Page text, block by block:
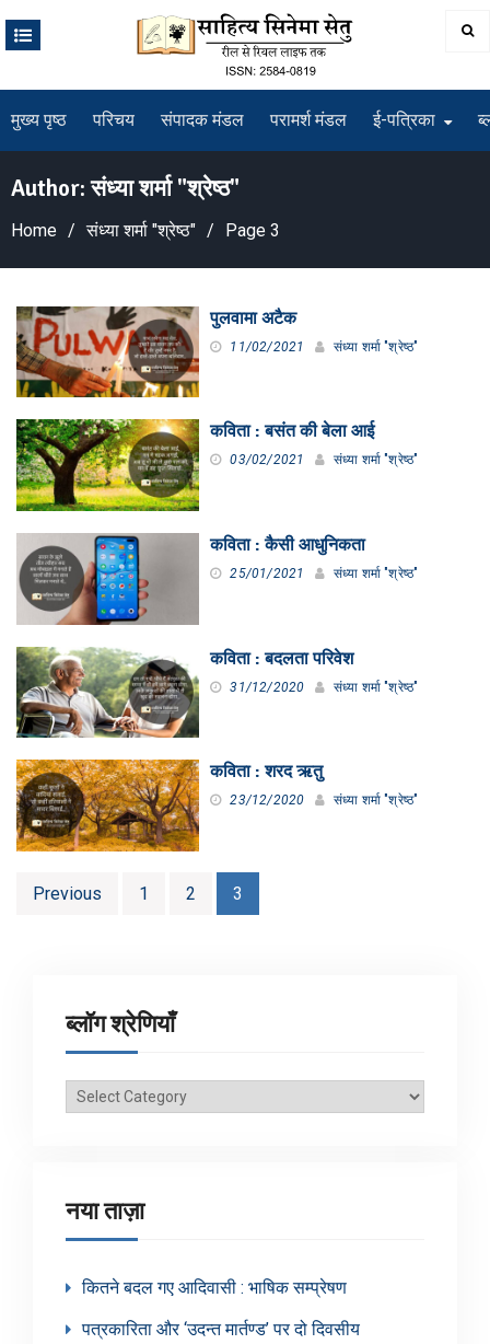
मुख्य पृष्ठ परिचय संपादक मंडल परामर्श मंडल ई-पत्रिका
Author:संध्या शर्मा "श्रेष्ठ"
Home संध्या शर्मा "श्रेष्ठ" Page 3
पुलवामा अटैक
11/02/2021 संध्या शर्मा "श्रेष्ठ"
कविता : बसंत की बेला आई
03/02/2021 संध्या शर्मा "श्रेष्ठ"
कविता : कैसी आधुनिकता
25/01/2021 संध्या शर्मा "श्रेष्ठ"
कविता : बदलता परिवेश
31/12/2020 संध्या शर्मा "श्रेष्ठ"
कविता : शरद ऋतु
23/12/2020 संध्या शर्मा "श्रेष्ठ"
Posts
Previous 1 2 3
ब्लॉग श्रेणियाँ
ब्लॉग
नया ताज़ा
कितने बदल गए आदिवासी : भाषिक सम्प्रेषण
पत्रकारिता और ‘उदन्त मार्तण्ड’ पर दो दिवसीय